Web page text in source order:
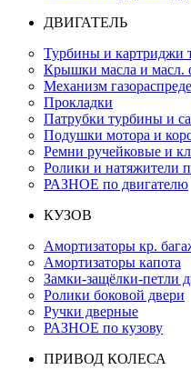
ДВИГАТЕЛЬ
Турбины и картриджи
Крышки масла и масл.
Механизм
Прокладки
Патрубки турбины и
Подушки мотора и
Ремни ручейковые и
Ролики и натяжители
РАЗНОЕ по двигателю
КУЗОВ
Амортизаторы кр.
Амортизаторы капота
Замки-защёлки-петли
Ролики боковой двери
Ручки дверные
РАЗНОЕ по кузову
ПРИВОД КОЛЕСА